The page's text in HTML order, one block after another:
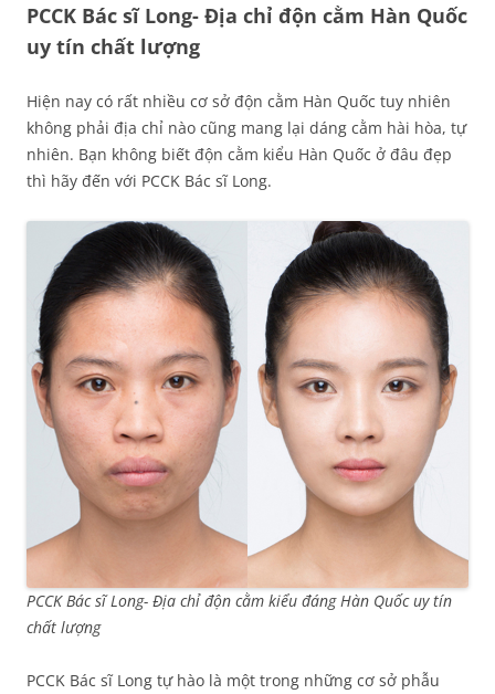
PCCK Bác sĩ Long- Địa chỉ độn cằm Hàn Quốc
uy tín chất lượng
Hiện nay có rất nhiều cơ sở độn cằm Hàn Quốc tuy nhiên
không phải địa chỉ nào cũng mang lại dáng cằm hài hòa, tự
nhiên. Bạn không biết độn cằm kiểu Hàn Quốc ở đâu đẹp
thì hãy đến với PCCK Bác sĩ Long.
PCCK Bác sĩ Long- Địa chỉ độn cằm kiểu đáng Hàn Quốc uy tín
chất lượng
PCCK Bác sĩ Long tự hào là một trong những cơ sở phẫu